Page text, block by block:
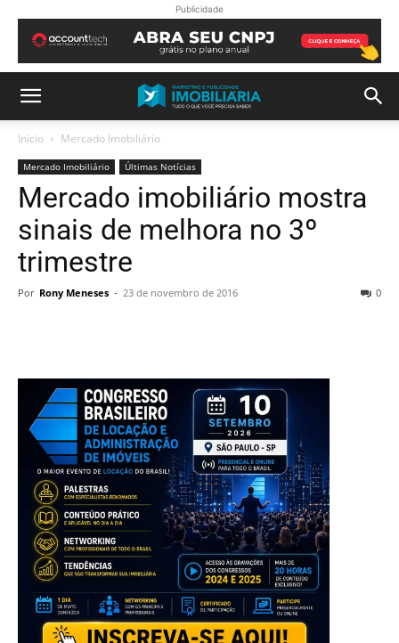
Publicidade
Início Mercado Imobiliário
Mercado Imobiliário Últimas Notícias
Mercado imobiliário mostra
sinais de melhora no 3º
trimestre
Por Rony Meneses - 23 de novembro de 2016 0